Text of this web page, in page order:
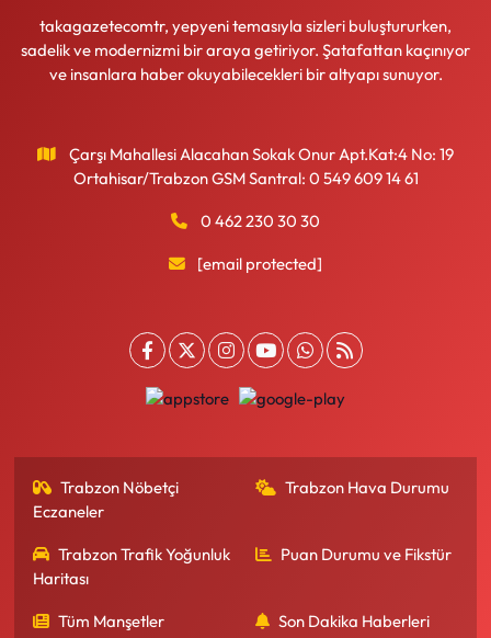
takagazetecomtr, yepyeni temasıyla sizleri buluştururken,
sadelik ve modernizmi bir araya getiriyor. Şatafattan kaçınıyor
ve insanlara haber okuyabilecekleri bir altyapı sunuyor.
Çarşı Mahallesi Alacahan Sokak Onur Apt.Kat:4 No: 19
Ortahisar/Trabzon GSM Santral: 0 549 609 14 61
0 462 230 30 30
[email protected]
Trabzon Nöbetçi
Eczaneler
Trabzon Hava Durumu
Trabzon Trafik Yoğunluk
Haritası
Puan Durumu ve Fikstür
Tüm Manşetler Son Dakika Haberleri